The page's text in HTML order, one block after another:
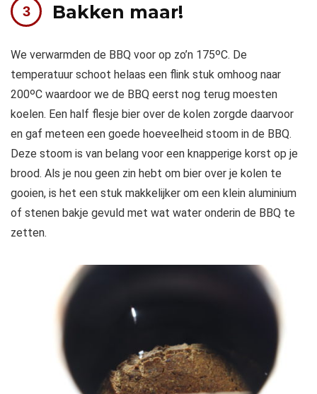
Bakken maar!
We verwarmden de BBQ voor op zo’n 175ᵒC. De
temperatuur schoot helaas een flink stuk omhoog naar
200ᵒC waardoor we de BBQ eerst nog terug moesten
koelen. Een half flesje bier over de kolen zorgde daarvoor
en gaf meteen een goede hoeveelheid stoom in de BBQ.
Deze stoom is van belang voor een knapperige korst op je
brood. Als je nou geen zin hebt om bier over je kolen te
gooien, is het een stuk makkelijker om een klein aluminium
of stenen bakje gevuld met wat water onderin de BBQ te
zetten.